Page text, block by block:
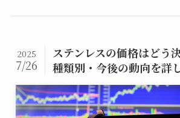
ステンレスの価格はどう
種類別・今後の動向を詳
2025
7/26